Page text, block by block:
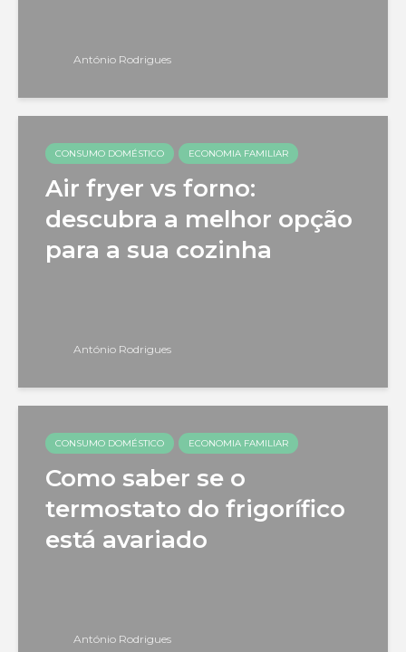
António Rodrigues
CONSUMO DOMÉSTICO ECONOMIA FAMILIAR
Air fryer vs forno:
descubra a melhor opção
para a sua cozinha
António Rodrigues
CONSUMO DOMÉSTICO ECONOMIA FAMILIAR
Como saber se o
termostato do frigorífico
está avariado
António Rodrigues